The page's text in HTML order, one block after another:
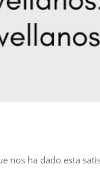
nos ha dado esta